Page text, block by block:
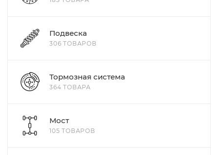
Подвеска
306 ТОВАРОВ
Тормозная система
364 ТОВАРА
Мост
105 ТОВАРОВ